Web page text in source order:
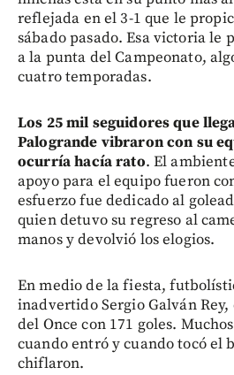
reflejada en el 3-1 que le
sábado pasado. Esa victoria le
a la punta del Campeonato,
cuatro temporadas.
Los 25 mil seguidores que
Palogrande vibraron con su
ocurría hacía rato. El
apoyo para el equipo fueron
esfuerzo fue dedicado al
quien detuvo su regreso al
manos y devolvió los elogios.
En medio de la fiesta,
inadvertido Sergio Galván
del Once con 171 goles.
cuando entró y cuando tocó el
chiflaron.